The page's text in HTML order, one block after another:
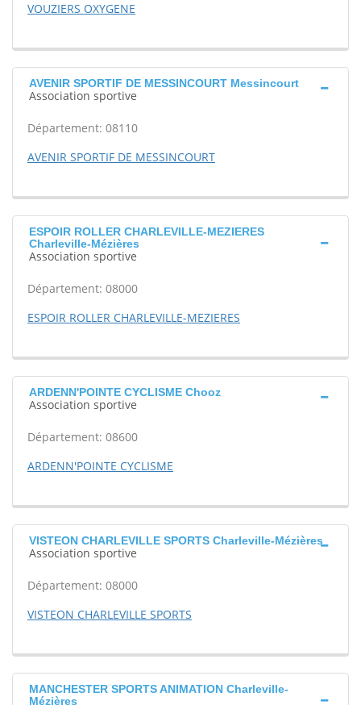
VOUZIERS OXYGENE
AVENIR SPORTIF DE MESSINCOURT Messincourt
Association sportive
Département: 08110
AVENIR SPORTIF DE MESSINCOURT
ESPOIR ROLLER CHARLEVILLE-MEZIERES
Charleville-Mézières
Association sportive
Département: 08000
ESPOIR ROLLER CHARLEVILLE-MEZIERES
ARDENN'POINTE CYCLISME Chooz
Association sportive
Département: 08600
ARDENN'POINTE CYCLISME
VISTEON CHARLEVILLE SPORTS Charleville-Mézières
Association sportive
Département: 08000
VISTEON CHARLEVILLE SPORTS
MANCHESTER SPORTS ANIMATION Charleville-
Mézières